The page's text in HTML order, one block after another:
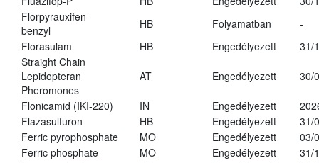
Florpyrauxifen-
benzyl
HB Folyamatban
-
Florasulam
HB Engedélyezett
31/
Straight Chain
Lepidopteran
Pheromones
AT Engedélyezett 30/
Flonicamid (IKI-220) IN Engedélyezett
Flazasulfuron
HB Engedélyezett
31/
Ferric pyrophosphate
MO Engedélyezett
03/
Ferric phosphate
MO Engedélyezett
31/